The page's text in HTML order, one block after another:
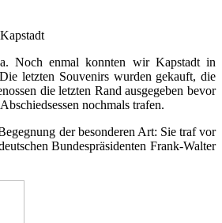
Noch enmal konnten wir Kapstadt in
letzten Souvenirs wurden gekauft, die
die letzten Rand ausgegeben bevor
nochmals trafen.
der besonderen Art: Sie traf vor
Bundespräsidenten Frank-Walter